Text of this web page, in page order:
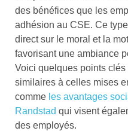
des bénéfices que les
adhésion au CSE. Ce
direct sur le moral et la
favorisant une ambiance
Voici quelques points
similaires à celles mises
comme les avantages
Randstad qui visent
des employés.